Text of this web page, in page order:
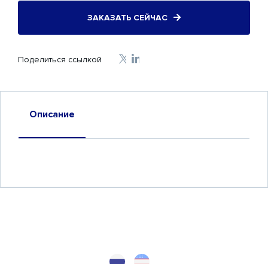
ЗАКАЗАТЬ СЕЙЧАС
Поделиться ссылкой
Описание